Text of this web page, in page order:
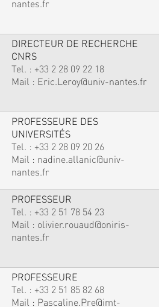
nantes.fr
DIRECTEUR DE RECHERCHE
CNRS
Tel. : +33 2 28 09 22 18
Mail : Eric.Leroy@univ-nantes.fr
PROFESSEURE DES
UNIVERSITÉS
Tel. : +33 2 28 09 20 26
Mail : nadine.allanic@univ-
nantes.fr
PROFESSEUR
Tel. : +33 2 51 78 54 23
Mail : olivier.rouaud@oniris-
nantes.fr
PROFESSEURE
Tel. : +33 2 51 85 82 68
Mail : Pascaline.Pre@imt-